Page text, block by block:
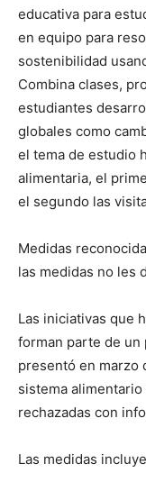
educativa para
en equipo para
sostenibilidad
Combina clases,
estudiantes
globales como
el tema de estudio
alimentaria, el
el segundo las
Medidas
las medidas no les
Las iniciativas que
forman parte de un
presentó en marzo
sistema
rechazadas con
Las medidas